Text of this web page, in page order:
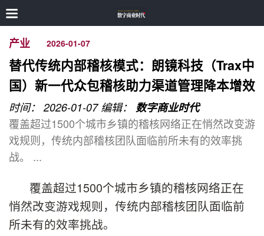
产业 2026-01-07
替代传统内部稽核模式：朗镜科技（Trax中
国）新一代众包稽核助力渠道管理降本增效
时间： 2026-01-07 编辑： 数字商业时代
覆盖超过1500个城市乡镇的稽核网络正在悄然改变游
戏规则，传统内部稽核团队面临前所未有的效率挑
战。 ...
覆盖超过1500个城市乡镇的稽核网络正在
悄然改变游戏规则，传统内部稽核团队面临前
所未有的效率挑战。